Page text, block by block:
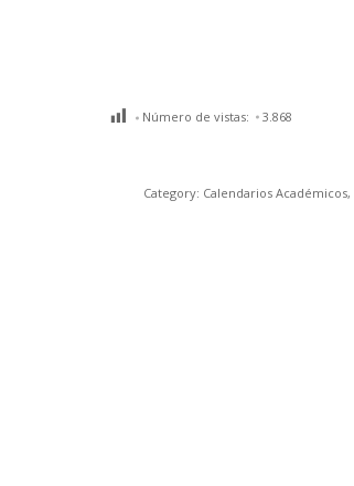
Número de vistas: 3.868
Category: Calendarios Académicos,